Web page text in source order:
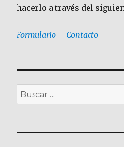
hacerlo a través del
Formulario – Contacto
Buscar
por: